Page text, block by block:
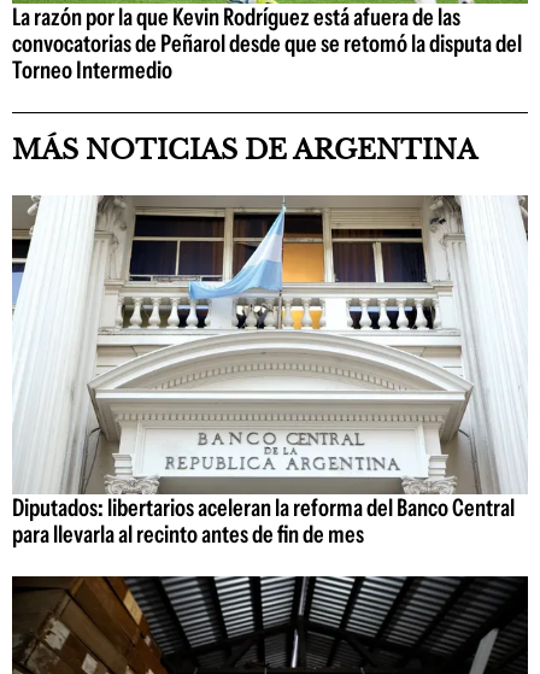
La razón por la que Kevin Rodríguez está afuera de las
convocatorias de Peñarol desde que se retomó la disputa del
Torneo Intermedio
MÁS NOTICIAS DE ARGENTINA
Diputados: libertarios aceleran la reforma del Banco Central
para llevarla al recinto antes de fin de mes